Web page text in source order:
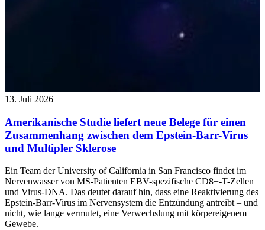
13. Juli 2026
Amerikanische Studie liefert neue Belege für einen
Zusammenhang zwischen dem Epstein-Barr-Virus
und Multipler Sklerose
Ein Team der University of California in San Francisco findet im
Nervenwasser von MS-Patienten EBV-spezifische CD8+-T-Zellen
und Virus-DNA. Das deutet darauf hin, dass eine Reaktivierung des
Epstein-Barr-Virus im Nervensystem die Entzündung antreibt – und
nicht, wie lange vermutet, eine Verwechslung mit körpereigenem
Gewebe.